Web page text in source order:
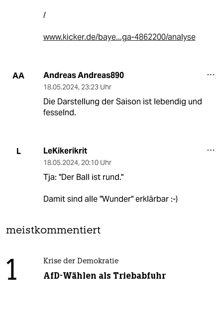
/
www.kicker.de/baye...ga-4862200/analyse
AA Andreas Andreas890
18.05.2024, 23:23 Uhr
Die Darstellung der Saison ist lebendig und
fesselnd.
L LeKikerikrit
18.05.2024, 20:10 Uhr
Tja: "Der Ball ist rund."
Damit sind alle "Wunder" erklärbar :-)
meistkommentiert
1 Krise der Demokratie
AfD-Wählen als Triebabfuhr